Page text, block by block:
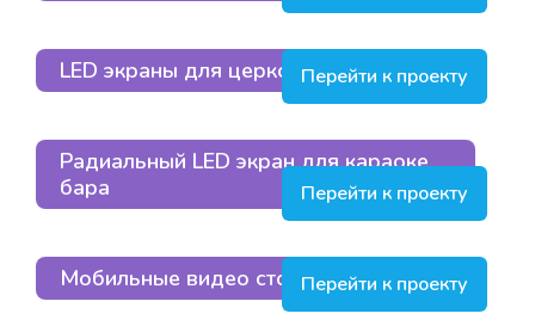
LED экраны для церковного храма
Перейти к проекту
Радиальный LED экран для караоке
бара
Перейти к проекту
Мобильные видео стойкиПерейти к проекту